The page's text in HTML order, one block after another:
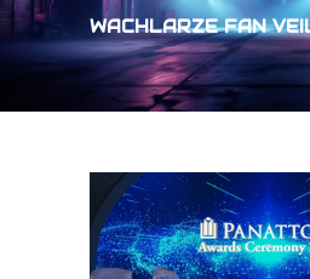
WACHLARZE FAN